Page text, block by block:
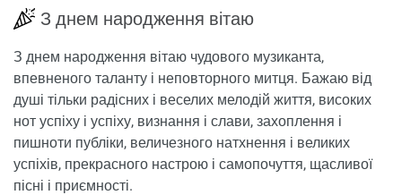
З днем ​​народження вітаю
З днем ​​народження вітаю чудового музиканта,
впевненого таланту і неповторного митця. Бажаю від
душі тільки радісних і веселих мелодій життя, високих
нот успіху і успіху, визнання і слави, захоплення і
пишноти публіки, величезного натхнення і великих
успіхів, прекрасного настрою і самопочуття, щасливої ​​
пісні і приємності.